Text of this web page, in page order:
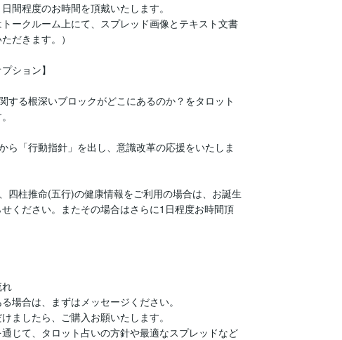
間程度のお時間を頂戴いたします。
トークルーム上にて、スプレッド画像とテキスト文書
だきます。）
ション】
する根深いブロックがどこにあるのか？をタロット
ら「行動指針」を出し、意識改革の応援をいたしま
四柱推命(五行)の健康情報をご利用の場合は、お誕生
ください。またその場合はさらに1日程度お時間頂
場合は、まずはメッセージください。
ましたら、ご購入お願いたします。
じて、タロット占いの方針や最適なスプレッドなど